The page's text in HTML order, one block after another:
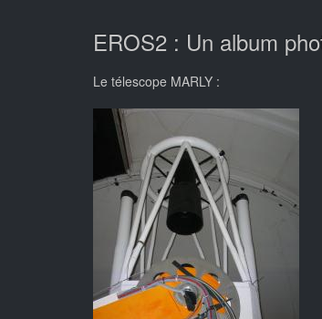
EROS2 : Un album
Le télescope MARLY :